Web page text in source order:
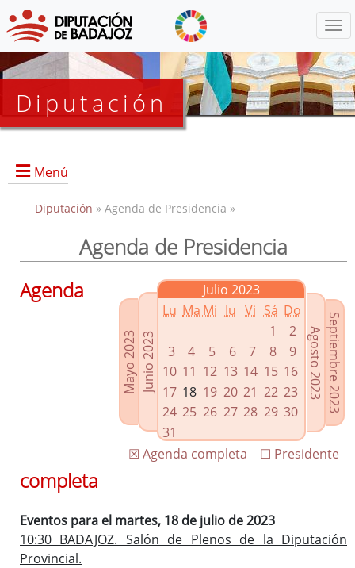
Diputación
Menú
Presidencia
Grupos Políticos
Enlaces relacionados
Agenda de Presidencia
Plenos provinciales y Juntas de gobierno
Oficina de Proyectos Europeos
Diputación » Agenda de Presidencia »
Agenda de Presidencia
Mayo 2023Junio 2023
Julio 2023
Lu Ma Mi Ju Vi Sá Do
1
2
3
4 5 6 7 8
9
10 11 12 13 14 15 16
17 18 19 20 21 22 23
24 25 26 27 28 29 30
31
Septiembre 2023
Agosto 2023
☐ Presidente
☒ Agenda completa
Agenda
completa
Eventos para el martes, 18 de julio de 2023
10:30 BADAJOZ. Salón de Plenos de la Diputación
Provincial.